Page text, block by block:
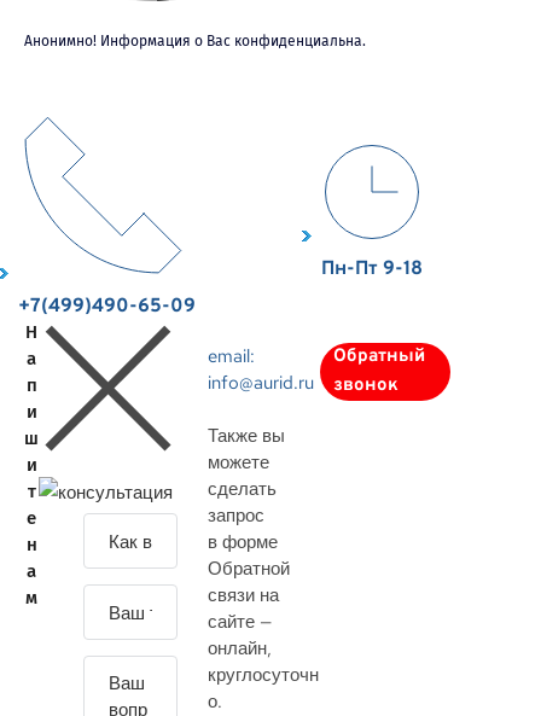
Анонимно! Информация о Вас конфиденциальна.
+7(499)490-65-09
Пн-Пт 9-18
Н
а
п
и
ш
и
т
е
н
а
м
email:
info@aurid.ru
Также вы
можете
сделать
запрос
в форме
Обратной
связи на
сайте —
онлайн,
круглосуточн
о.
Обратный
звонок